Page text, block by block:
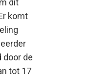
dit
komt
door de
tot 17